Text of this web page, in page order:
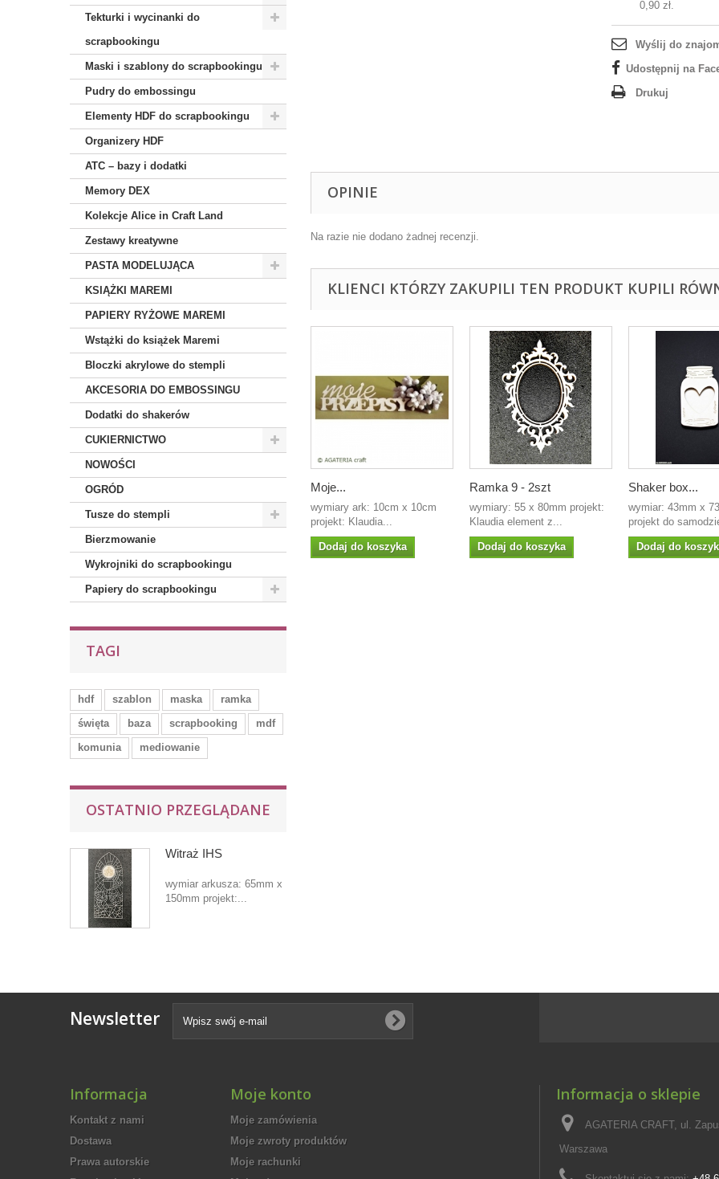
Tekturki i wycinanki do
scrapbookingu
Maski i szablony do scrapbookingu
Pudry do embossingu
Elementy HDF do scrapbookingu
Organizery HDF
ATC – bazy i dodatki
Memory DEX
Kolekcje Alice in Craft Land
Zestawy kreatywne
PASTA MODELUJĄCA
KSIĄŻKI MAREMI
PAPIERY RYŻOWE MAREMI
Wstążki do książek Maremi
Bloczki akrylowe do stempli
AKCESORIA DO EMBOSSINGU
Dodatki do shakerów
CUKIERNICTWO
NOWOŚCI
OGRÓD
Tusze do stempli
Bierzmowanie
Wykrojniki do scrapbookingu
Papiery do scrapbookingu
TAGI
hdf szablon maska
ramka
święta
baza scrapbooking
mdf
komunia
mediowanie
OSTATNIO PRZEGLĄDANE
Witraż IHS
wymiar arkusza: 65mm x
150mm projekt:...
0,90 zł.
Wyślij do
Udostępnij na
Drukuj
OPINIE
Na razie nie dodano żadnej recenzji.
KLIENCI KTÓRZY ZAKUPILI TEN PRODUKT KUPILI
Moje...
wymiary ark: 10cm x 10cm
projekt: Klaudia...
Dodaj do koszyka
Ramka 9 - 2szt
wymiary: 55 x 80mm projekt:
Klaudia element z...
Dodaj do koszyka
Shaker box...
wymiar: 43mm x
projekt do
Dodaj do
Newsletter
Informacja
Kontakt z nami
Dostawa
Prawa autorskie
Moje konto
Moje zamówienia
Moje zwroty produktów
Moje rachunki
Informacja o sklepie
AGATERIA CRAFT, ul.
Warszawa